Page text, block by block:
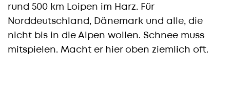
rund 500 km Loipen im Harz. Für
Norddeutschland, Dänemark und alle, die
nicht bis in die Alpen wollen. Schnee muss
mitspielen. Macht er hier oben ziemlich oft.